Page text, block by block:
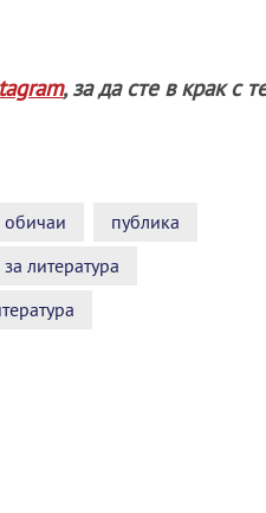
, за да сте в крак с
обичаи
публика
литература